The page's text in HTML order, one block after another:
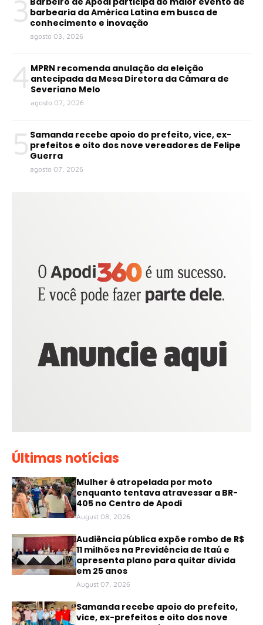
3 barbearia da América Latina em busca de
conhecimento e inovação
agosto 03, 2026
4 MPRN recomenda anulação da eleição
antecipada da Mesa Diretora da Câmara de
Severiano Melo
agosto 07, 2026
5 Samanda recebe apoio do prefeito, vice, ex-
prefeitos e oito dos nove vereadores de Felipe
Guerra
agosto 07, 2026
Últimas notícias
Mulher é atropelada por moto
enquanto tentava atravessar a BR-
405 no Centro de Apodi
August 08, 2026
Audiência pública expõe rombo de R$
11 milhões na Previdência de Itaú e
apresenta plano para quitar dívida
em 25 anos
August 07, 2026
Samanda recebe apoio do prefeito,
vice, ex-prefeitos e oito dos nove